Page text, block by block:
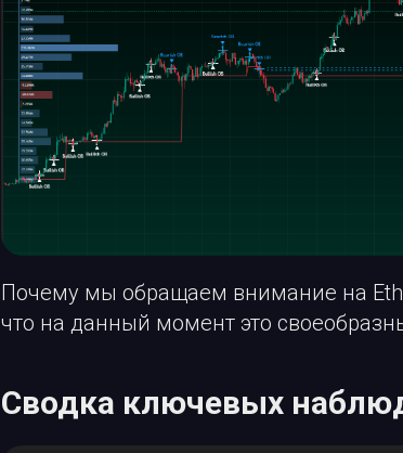
Почему мы обращаем внимание на
что на данный момент это
Сводка ключевых